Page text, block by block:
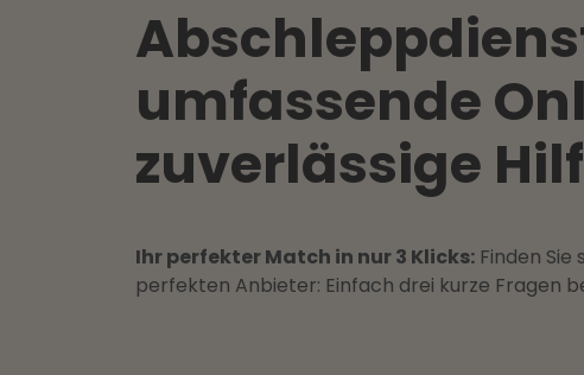
umfassende
zuverlässige
Ihr perfekter Match in nur 3 Klicks: Finden
perfekten Anbieter: Einfach drei kurze Fragen